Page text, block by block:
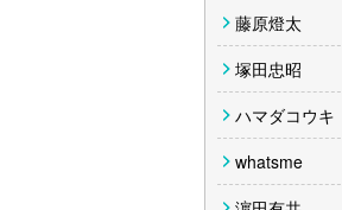
藤原燈太
塚田忠昭
ハマダコウキ
whatsme